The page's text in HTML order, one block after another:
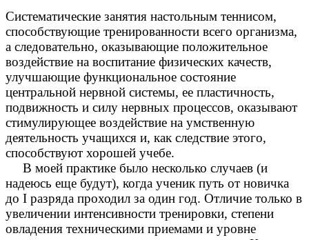
Систематические занятия настольным теннисом,
способствующие тренированности всего организма,
а следовательно, оказывающие положительное
воздействие на воспитание физических качеств,
улучшающие функциональное состояние
центральной нервной системы, ее пластичность,
подвижность и силу нервных процессов, оказывают
стимулирующее воздействие на умственную
деятельность учащихся и, как следствие этого,
способствуют хорошей учебе.
В моей практике было несколько случаев (и
надеюсь еще будут), когда ученик путь от новичка
до I разряда проходил за один год. Отличие только в
увеличении интенсивности тренировки, степени
овладения техническими приемами и уровне